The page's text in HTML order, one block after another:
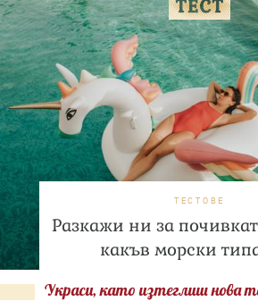
ТЕСТОВЕ
Разкажи ни за
какъв морски
Украси, като изтеглиш нова